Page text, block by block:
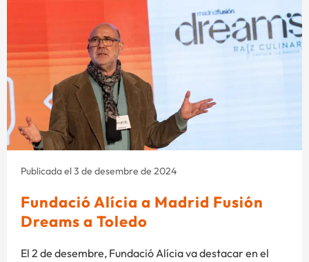
Publicada el 3 de desembre de 2024
Fundació Alícia a Madrid Fusión
Dreams a Toledo
El 2 de desembre, Fundació Alícia va destacar en el